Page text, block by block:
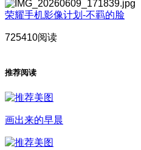
荣耀手机影像计划-不羁的脸
725410阅读
推荐阅读
画出来的早晨